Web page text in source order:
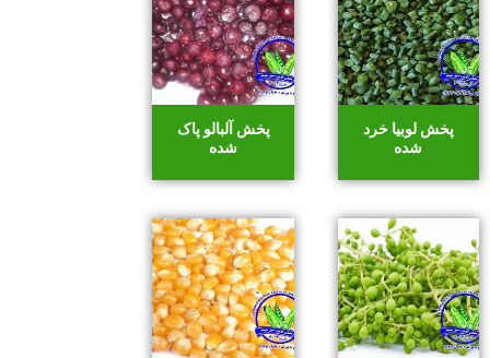
پخش لوبیا خرد
شده
پخش آلبالو پاک
شده